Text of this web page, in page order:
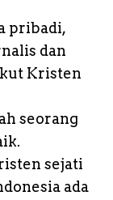
pribadi,
dan
Kristen
seorang
sejati
ada